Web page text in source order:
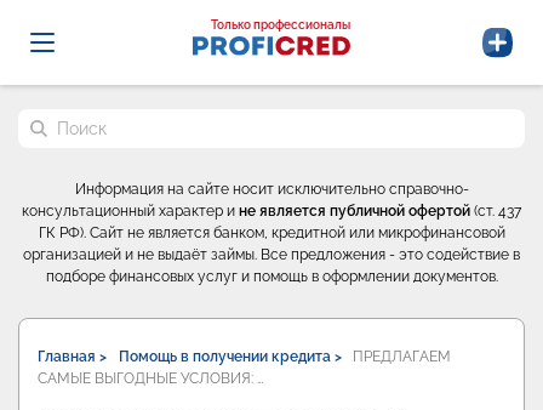
Probrokery - Только профессионалы
Только профессионалы
Поиск по сайту
Информация на сайте носит исключительно справочно-
консультационный характер и не является публичной офертой (ст. 437
ГК РФ). Сайт не является банком, кредитной или микрофинансовой
организацией и не выдаёт займы. Все предложения - это содействие в
подборе финансовых услуг и помощь в оформлении документов.
Главная > Помощь в получении кредита >
ПРЕДЛАГАЕМ
САМЫЕ ВЫГОДНЫЕ УСЛОВИЯ: …